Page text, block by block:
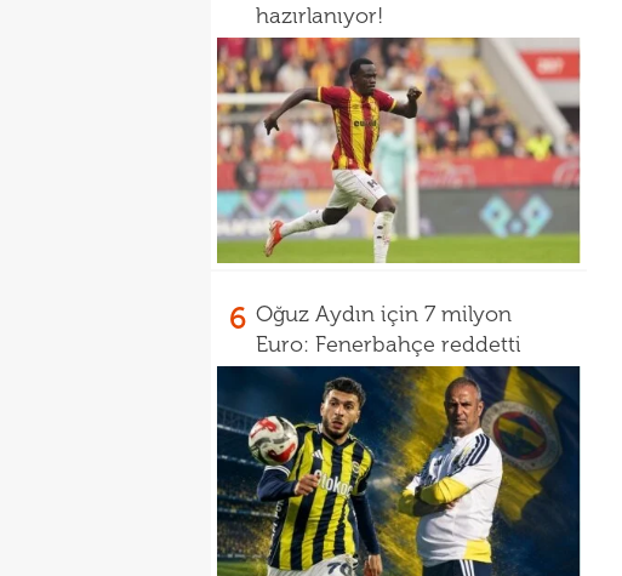
hazırlanıyor!
6 Oğuz Aydın için 7 milyon
Euro: Fenerbahçe reddetti